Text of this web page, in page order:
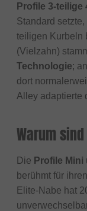
Profile 3-teilige
Standard
teiligen Kurbeln
(Vielzahn)
Technologie;
dort
Alley adaptierte
Warum
Die Profile Mini
berühmt für ihren
Elite-Nabe hat